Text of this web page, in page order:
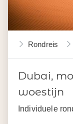
Rondreis
Dubai,
woestijn
Individuele